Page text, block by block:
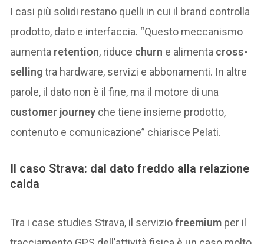
I casi più solidi restano quelli in cui il brand controlla
prodotto, dato e interfaccia. “Questo meccanismo
aumenta retention, riduce churn e alimenta cross-
sellingtra hardware, servizi e abbonamenti. In altre
parole, il dato non è il fine, ma il motore di una
customer journey che tiene insieme prodotto,
contenuto e comunicazione” chiarisce Pelati.
Il caso Strava: dal dato freddo alla relazione
calda
Tra i case studies Strava, il serviziofreemium per il